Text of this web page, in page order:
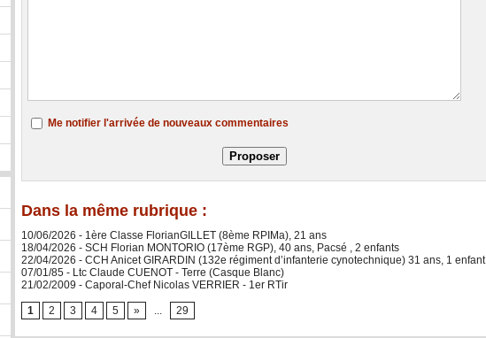
Me notifier l'arrivée de nouveaux commentaires
Dans la même rubrique :
10/06/2026 - 1ère Classe FlorianGILLET (8ème RPIMa), 21 ans
18/04/2026 - SCH Florian MONTORIO (17ème RGP), 40 ans, Pacsé , 2 enfants
22/04/2026 - CCH Anicet GIRARDIN (132e régiment d’infanterie cynotechnique) 31 ans, 1 enfant
07/01/85 - Ltc Claude CUENOT - Terre (Casque Blanc)
21/02/2009 - Caporal-Chef Nicolas VERRIER - 1er RTir
1 2 3 4 5 » ... 29